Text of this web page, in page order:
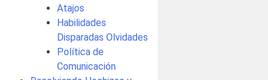
Atajos
Habilidades
Disparadas Olvidades
Política de
Comunicación